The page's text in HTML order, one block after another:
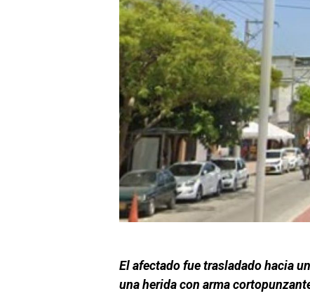
El afectado fue trasladado hacia
una herida con arma